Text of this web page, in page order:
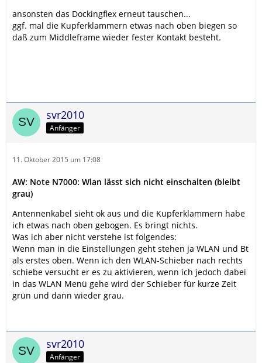
ansonsten das Dockingflex erneut tauschen...
ggf. mal die Kupferklammern etwas nach oben biegen so
daß zum Middleframe wieder fester Kontakt besteht.
svr2010
Anfänger
11. Oktober 2015 um 17:08
AW: Note N7000: Wlan lässt sich nicht einschalten (bleibt
grau)
Antennenkabel sieht ok aus und die Kupferklammern habe
ich etwas nach oben gebogen. Es bringt nichts.
Was ich aber nicht verstehe ist folgendes:
Wenn man in die Einstellungen geht stehen ja WLAN und Bt
als erstes oben. Wenn ich den WLAN-Schieber nach rechts
schiebe versucht er es zu aktivieren, wenn ich jedoch dabei
in das WLAN Menü gehe wird der Schieber für kurze Zeit
grün und dann wieder grau.
svr2010
Anfänger